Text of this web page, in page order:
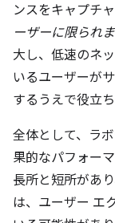
ンスをキャプチャ
ーザーに限られ
大し、低速のネ
いるユーザーが
するうえで役立ち
全体として、ラ
果的なパフォー
長所と短所があ
は、ユーザー エ